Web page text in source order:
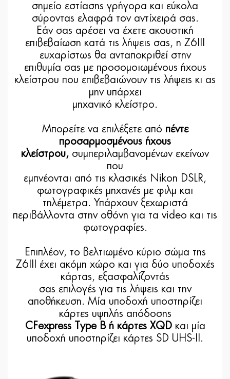
σημείο εστίασης γρήγορα και εύκολα
σύροντας ελαφρά τον αντίχειρά σας.
Εάν σας αρέσει να έχετε ακουστική
επιβεβαίωση κατά τις λήψεις σας, η Z6III
ευχαρίστως θα ανταποκριθεί στην
επιθυμία σας με προσομοιωμένους ήχους
κλείστρου που επιβεβαιώνουν τις λήψεις κι ας
μην υπάρχει
μηχανικό κλείστρο.
Μπορείτε να επιλέξετε από πέντε
προσαρμοσμένους ήχους
κλείστρου, συμπεριλαμβανομένων εκείνων
που
εμπνέονται από τις κλασικές Nikon DSLR,
φωτογραφικές μηχανές με φιλμ και
τηλέμετρα. Υπάρχουν ξεχωριστά
περιβάλλοντα στην οθόνη για τα video και τις
φωτογραφίες.
Επιπλέον, το βελτιωμένο κύριο σώμα της
Z6III έχει ακόμη χώρο και για δύο υποδοχές
κάρτας, εξασφαλίζοντάς
σας επιλογές για τις λήψεις και την
αποθήκευση. Μία υποδοχή υποστηρίζει
κάρτες υψηλής απόδοσης
CFexpress Type B ή κάρτες XQDκαι μία
υποδοχή υποστηρίζει κάρτες SD UHS-II.